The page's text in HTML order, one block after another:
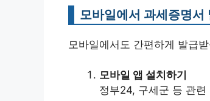
모바일에서 과세증명서
모바일에서도 간편하게 발급
모바일 앱 설치하기
정부24, 구세군 등 관련